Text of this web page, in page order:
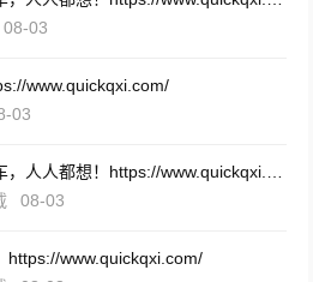
08-03
www.quickqxi.com/
03
08-03
https://www.quickqxi.com/